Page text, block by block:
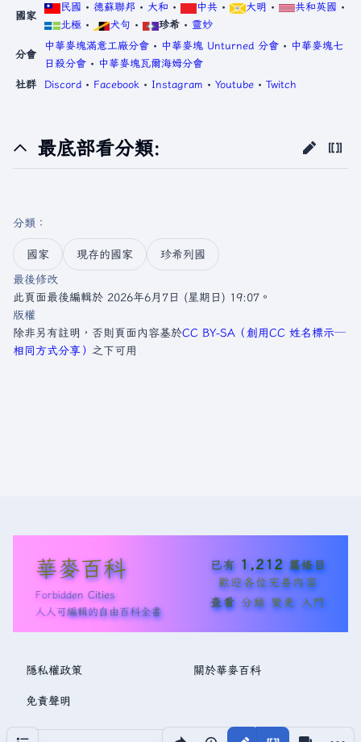
分享此頁面 更多
國家
民國 • 德蘇聯邦 • 大和 • 中共 • 大明 • 共和英國 •
北極 • 犬句 • 珍希 • 靈妙
分會
中華麥塊滿意工廠分會 • 中華麥塊 Unturned 分會 • 中華麥塊七
日殺分會 • 中華麥塊瓦爾海姆分會
社群
Discord • Facebook • Instagram • Youtube • Twitch
最底部看分類:
目次
分類 ：​
國家 現存的國家
珍希列國
最後修改
此頁面最後編輯於 2026年6月7日 (星期日) 19:07。
版權
除非另有註明，否則頁面內容基於CC BY-SA（創用CC 姓名標示─
相同方式分享） 之下可用
華麥百科
Forbidden Cities
人人可編輯的自由百科全書
已有 1,212 篇條目
歡迎各位完善內容
查看 分類 變更 入門
隱私權政策 關於華麥百科
免責聲明